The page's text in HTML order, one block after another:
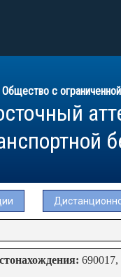
Общество с
690017,